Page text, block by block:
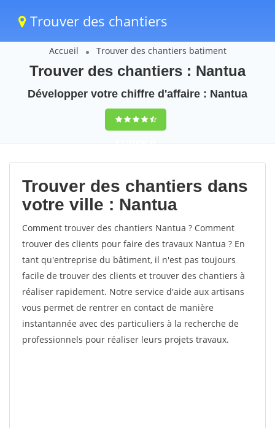
Trouver des chantiers
Accueil Trouver des chantiers batiment
Trouver des chantiers : Nantua
Développer votre chiffre d'affaire : Nantua
9,5(100%)39
votes
Trouver des chantiers dans
votre ville : Nantua
Comment trouver des chantiers Nantua ? Comment
trouver des clients pour faire des travaux Nantua ? En
tant qu'entreprise du bâtiment, il n'est pas toujours
facile de trouver des clients et trouver des chantiers à
réaliser rapidement. Notre service d'aide aux artisans
vous permet de rentrer en contact de manière
instantannée avec des particuliers à la recherche de
professionnels pour réaliser leurs projets travaux.